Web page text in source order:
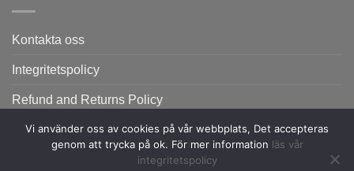
Kontakta oss
Integritetspolicy
Refund and Returns Policy
Vi använder oss av cookies på vår webbplats, Det accepteras
genom att trycka på ok. För mer information läs vår
integritetspolicy